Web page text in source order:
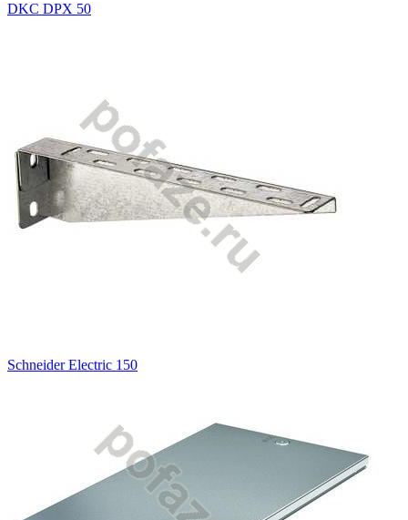
DKC DPX 50
Schneider Electric 150